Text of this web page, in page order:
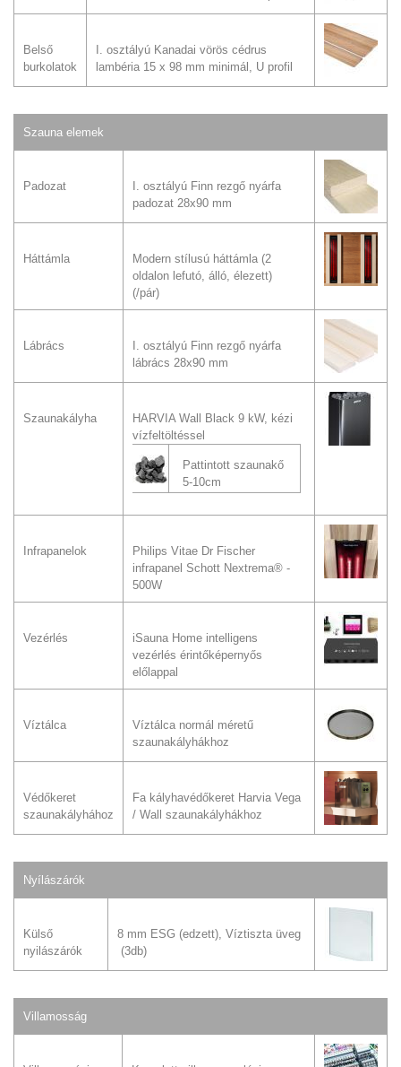
Belső
burkolatok
I. osztályú Kanadai vörös cédrus
lambéria 15 x 98 mm minimál, U profil
Szauna elemek
Padozat
I. osztályú Finn rezgő nyárfa
padozat 28x90 mm
Háttámla
Modern stílusú háttámla (2
oldalon lefutó, álló, élezett)
(/pár)
Lábrács
I. osztályú Finn rezgő nyárfa
lábrács 28x90 mm
Szaunakályha
HARVIA Wall Black 9 kW, kézi
vízfeltöltéssel
Pattintott szaunakő
5-10cm
Infrapanelok
Philips Vitae Dr Fischer
infrapanel Schott Nextrema® -
500W
Vezérlés
iSauna Home intelligens
vezérlés érintőképernyős
előlappal
Víztálca
Víztálca normál méretű
szaunakályhákhoz
Védőkeret
szaunakályhához
Fa kályhavédőkeret Harvia Vega
/ Wall szaunakályhákhoz
Nyílászárók
Külső
nyilászárók
8 mm ESG (edzett), Víztiszta üveg
(3db)
Villamosság